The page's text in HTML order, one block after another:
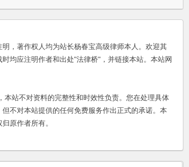
，著作权人均为站长杨春宝高级律师本人。欢迎其
均应注明作者和出处"法律桥"，并链接本站。本站网
站不对资料的完整性和时效性负责。您在处理具体
不对本站提供的任何免费服务作出正式的承诺。本
原作者所有。